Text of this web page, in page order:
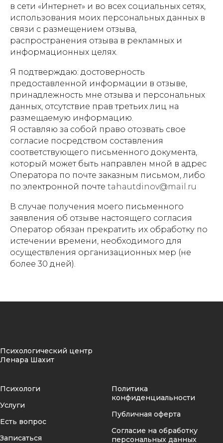
в сети «Интернет» и во всех социальных сетях,
использования моих персональных данных в
связи с размещением отзыва,
распространения отзыва в рекламных и
информационных целях.
Я подтверждаю: достоверность
предоставленной информации в отзыве,
принадлежность мне отзыва и персональных
данных, отсутствие прав третьих лиц на
размещаемую информацию.
Я оставляю за собой право отозвать свое
согласие посредством составления
соответствующего письменного документа,
который может быть направлен мной в адрес
Оператора по почте заказным письмом, либо
по электронной почте tahautdinov@mail.ru
В случае получения моего письменного
заявления об отзыве настоящего согласия
Оператор обязан прекратить их обработку по
истечении времени, необходимого для
осуществления организационных мер (не
более 30 дней).
Психологический центр
Ленара Шахит
Психологи
Услуги
Есть вопрос
Записаться
Политика
конфиденциальности
Публичная оферта
Согласие на обработку
персональных данных